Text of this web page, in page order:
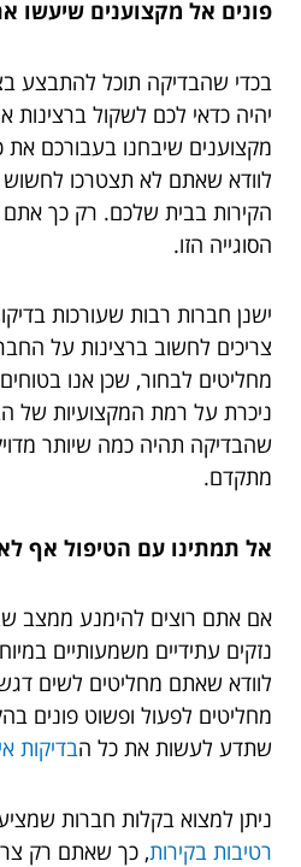
פונים אל מקצוענים שיעשו
בכדי שהבדיקה תוכל להתבצע
יהיה כדאי לכם לשקול
מקצוענים שיבחנו בעבורכם
לוודא שאתם לא תצטרכו
הקירות בבית שלכם. רק כך אתם
הסוגייה הזו.
ישנן חברות רבות שעורכות
צריכים לחשוב ברצינות על
מחליטים לבחור, שכן אנו
ניכרת על רמת המקצועיות של
שהבדיקה תהיה כמה שיותר
מתקדם.
אל תמתינו עם הטיפול אף
אם אתם רוצים להימנע ממצב
נזקים עתידיים משמעותיים
לוודא שאתם מחליטים לשים
מחליטים לפעול ופשוט פונים
שתדע לעשות את כל הבדיקות
ניתן למצוא בקלות חברות
רטיבות בקירות, כך שאתם רק